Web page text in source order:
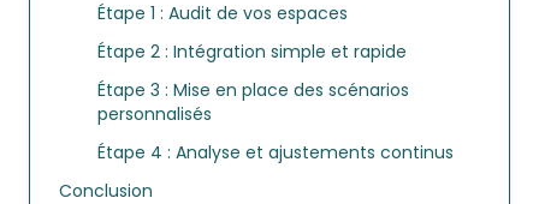
Étape 1 : Audit de vos espaces
Étape 2 : Intégration simple et rapide
Étape 3 : Mise en place des scénarios
personnalisés
Étape 4 : Analyse et ajustements continus
Conclusion